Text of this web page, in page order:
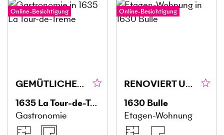
Online-Besichtigung
GEMÜTLICHES UND GERÄUMIGES RESTAURANT
1635 La Tour-de-Trême
Gastronomie
Online-Besichtigung
RENOVIERT UND IN ZENTRALER LAGE
1630 Bulle
Etagen-Wohnung